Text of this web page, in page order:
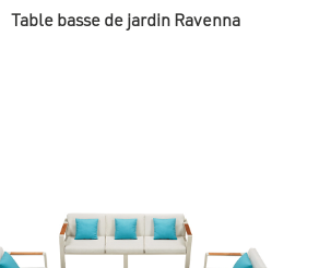
Table basse de jardin Ravenna